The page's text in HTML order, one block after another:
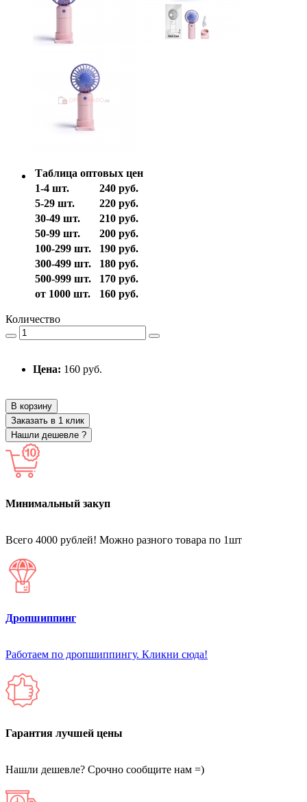
Таблица оптовых цен
1-4 шт.
240 руб.
5-29 шт.
220 руб.
30-49 шт.
210 руб.
50-99 шт.
200 руб.
100-299 шт.
190 руб.
300-499 шт.
180 руб.
500-999 шт.
170 руб.
от 1000 шт.
160 руб.
Количество
Цена: 160 руб.
В корзину
Заказать в 1 клик
Нашли дешевле ?
Минимальный закуп
Всего 4000 рублей! Можно разного товара по 1шт
Дропшиппинг
Работаем по дропшиппингу. Кликни сюда!
Гарантия лучшей цены
Нашли дешевле? Срочно сообщите нам =)